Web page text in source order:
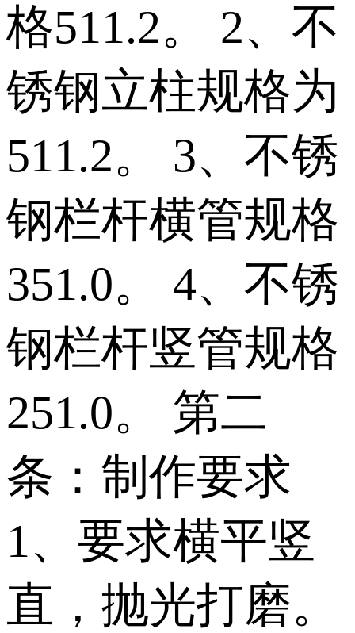
格511.2。 2、不
锈钢立柱规格为
511.2。 3、不锈
钢栏杆横管规格
351.0。 4、不锈
钢栏杆竖管规格
251.0。 第二
条：制作要求
1、要求横平竖
直，抛光打磨。